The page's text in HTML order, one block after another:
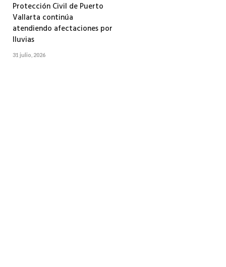
Protección Civil de Puerto
Vallarta continúa
atendiendo afectaciones por
lluvias
31 julio, 2026